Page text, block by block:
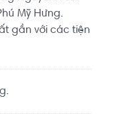
Mỹ Hưng.
gần với các tiện